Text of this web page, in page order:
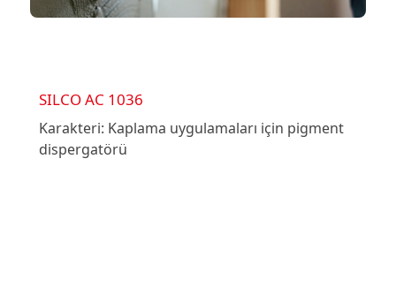
SILCO AC 1036
Karakteri: Kaplama uygulamaları için pigment
dispergatörü